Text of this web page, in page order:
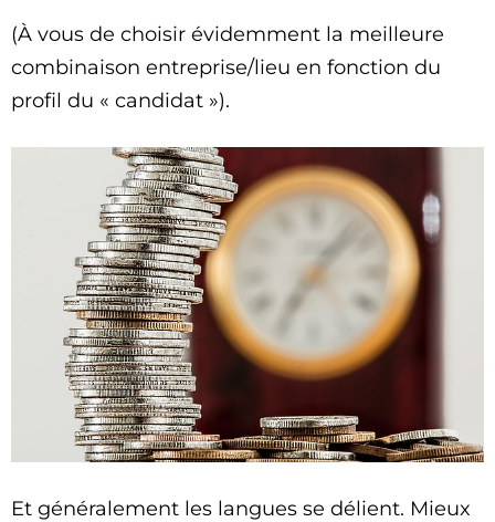
(À vous de choisir évidemment la meilleure
combinaison entreprise/lieu en fonction du
profil du « candidat »).
Et généralement les langues se délient. Mieux